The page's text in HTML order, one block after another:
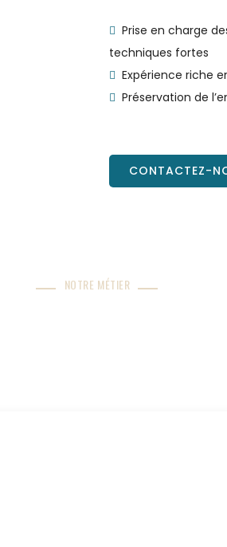
Prise en charge
techniques fortes
Expérience riche
Préservation de
CONTACTEZ-
NOTRE MÉTIER